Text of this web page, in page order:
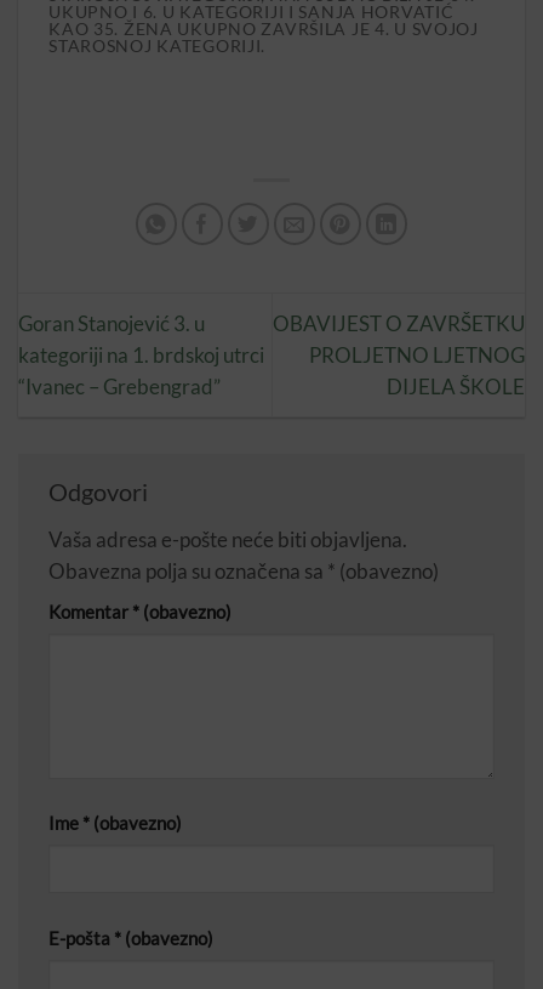
UKUPNO I 6. U KATEGORIJI I SANJA HORVATIĆ
KAO 35. ŽENA UKUPNO ZAVRŠILA JE 4. U SVOJOJ
STAROSNOJ KATEGORIJI.
Goran Stanojević 3. u
kategoriji na 1. brdskoj utrci
“Ivanec – Grebengrad”
OBAVIJEST O ZAVRŠETKU
PROLJETNO LJETNOG
DIJELA ŠKOLE
Odgovori
Vaša adresa e-pošte neće biti objavljena.
Obavezna polja su označena sa * (obavezno)
Komentar * (obavezno)
Ime * (obavezno)
E-pošta * (obavezno)